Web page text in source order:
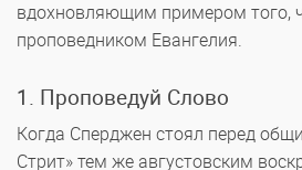
вдохновляющим примером того,
проповедником Евангелия.
1. Проповедуй Слово
Когда Сперджен стоял перед
Стрит» тем же августовским